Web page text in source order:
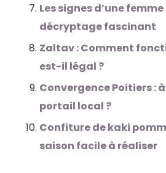
Les signes d’une
décryptage fascinant
Zaltav : Comment
est-il légal ?
Convergence Poitiers :
portail local ?
Confiture de kaki
saison facile à réaliser